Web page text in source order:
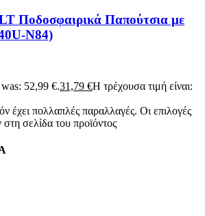
Ποδοσφαιρικά Παπούτσια με
N84)
52,99 €.31,79 €Η τρέχουσα τιμή είναι:
έχει πολλαπλές παραλλαγές. Οι επιλογές
σελίδα του προϊόντος